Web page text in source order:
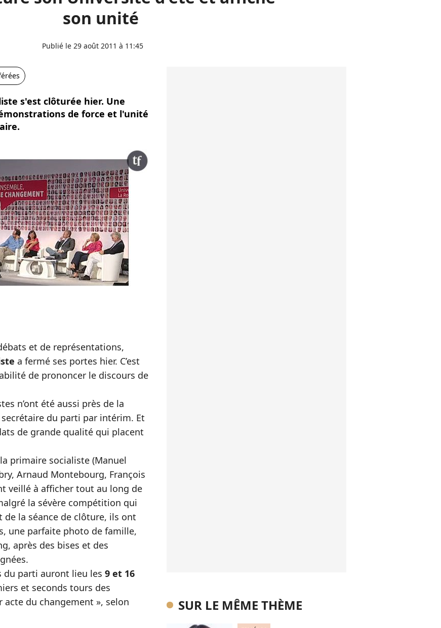
son unité
Publié le 29 août 2011 à 11:45
s'est clôturée hier. Une
de force et l'unité
et de représentations,
a fermé ses portes hier. C’est
de prononcer le discours de
n’ont été aussi près de la
du parti par intérim. Et
de grande qualité qui placent
primaire socialiste (Manuel
Arnaud Montebourg, François
veillé à afficher tout au long de
la sévère compétition qui
de la séance de clôture, ils ont
une parfaite photo de famille,
après des bises et des
du parti auront lieu les 9 et 16
et seconds tours des
acte du changement », selon
SUR LE MÊME THÈME